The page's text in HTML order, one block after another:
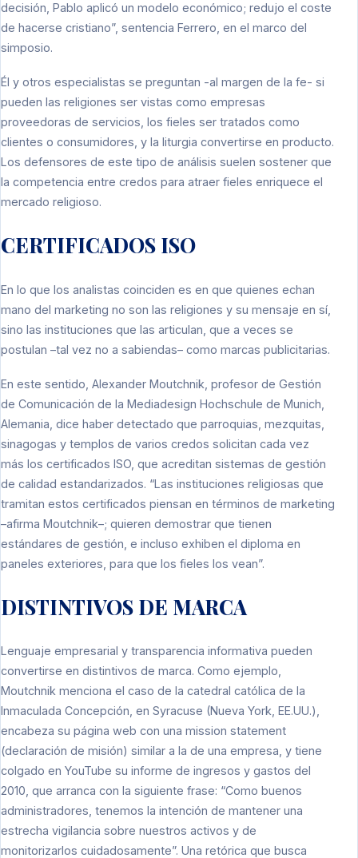
decisión, Pablo aplicó un modelo económico; redujo el coste
de hacerse cristiano”, sentencia Ferrero, en el marco del
simposio.
Él y otros especialistas se preguntan -al margen de la fe- si
pueden las religiones ser vistas como empresas
proveedoras de servicios, los fieles ser tratados como
clientes o consumidores, y la liturgia convertirse en producto.
Los defensores de este tipo de análisis suelen sostener que
la competencia entre credos para atraer fieles enriquece el
mercado religioso.
CERTIFICADOS ISO
En lo que los analistas coinciden es en que quienes echan
mano del marketing no son las religiones y su mensaje en sí,
sino las instituciones que las articulan, que a veces se
postulan –tal vez no a sabiendas– como marcas publicitarias.
En este sentido, Alexander Moutchnik, profesor de Gestión
de Comunicación de la Mediadesign Hochschule de Munich,
Alemania, dice haber detectado que parroquias, mezquitas,
sinagogas y templos de varios credos solicitan cada vez
más los certificados ISO, que acreditan sistemas de gestión
de calidad estandarizados. “Las instituciones religiosas que
tramitan estos certificados piensan en términos de marketing
–afirma Moutchnik–; quieren demostrar que tienen
estándares de gestión, e incluso exhiben el diploma en
paneles exteriores, para que los fieles los vean”.
DISTINTIVOS DE MARCA
Lenguaje empresarial y transparencia informativa pueden
convertirse en distintivos de marca. Como ejemplo,
Moutchnik menciona el caso de la catedral católica de la
Inmaculada Concepción, en Syracuse (Nueva York, EE.UU.),
encabeza su página web con una mission statement
(declaración de misión) similar a la de una empresa, y tiene
colgado en YouTube su informe de ingresos y gastos del
2010, que arranca con la siguiente frase: “Como buenos
administradores, tenemos la intención de mantener una
estrecha vigilancia sobre nuestros activos y de
monitorizarlos cuidadosamente”. Una retórica que busca